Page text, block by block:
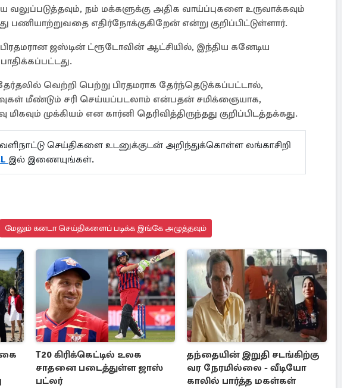
நம் மக்களுக்கு அதிக வாய்ப்புகளை உருவாக்கவும்
எதிர்நோக்குகிறேன் என்று குறிப்பிட்டுள்ளார்.
ஜஸ்டின் ட்ரூடோவின் ஆட்சியில், இந்திய கனேடிய
வெற்றி பெற்று பிரதமராக தேர்ந்தெடுக்கப்பட்டால்,
மீண்டும் சரி செய்யப்படலாம் என்பதன் சமிக்ஞையாக,
முக்கியம் என கார்னி தெரிவித்திருந்தது குறிப்பிடத்தக்கது.
செய்திகளை உடனுக்குடன் அறிந்துக்கொள்ள லங்காசிறி
இல் இணையுங்கள்.
மேலும் கனடா செய்திகளைப் படிக்க இங்கே அழுத்தவும்
T20 கிரிக்கெட்டில் உலக
சாதனை படைத்துள்ள ஜாஸ்
பட்லர்
தந்தையின் இறுதி சடங்கிற்கு
வர நேரமில்லை - வீடியோ
காலில் பார்த்த மகள்கள்